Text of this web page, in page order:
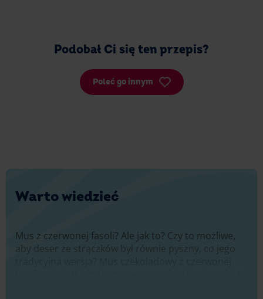
Podobał Ci się ten przepis?
Poleć go innym
Warto wiedzieć
Mus z czerwonej fasoli? Ale jak to? Czy to możliwe,
aby deser ze strączków był równie pyszny, co jego